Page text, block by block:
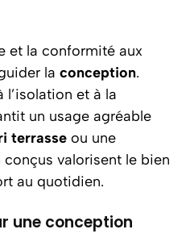
et la conformité aux
la conception.
l’isolation et à la
un usage agréable
terrasse ou une
conçus valorisent le bien
au quotidien.
une conception